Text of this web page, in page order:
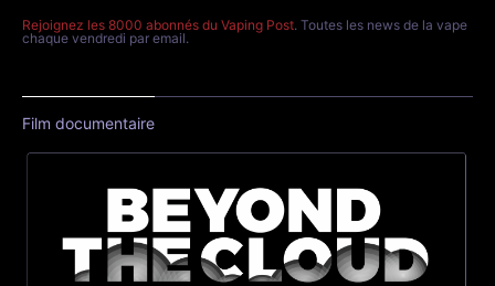
Rejoignez les 8000 abonnés du Vaping Post. Toutes les news de la vape
chaque vendredi par email.
Film documentaire